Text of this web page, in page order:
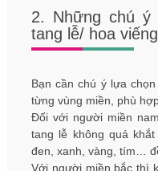
2. Những chú ý
tang lễ/ hoa viếng
Bạn cần chú ý lựa
từng vùng miền, phù
Đối với người miền
tang lễ không quá
đen, xanh, vàng, tím…
Với người miền bắc thì